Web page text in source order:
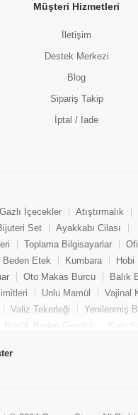
Müşteri Hizmetleri
İletişim
Destek Merkezi
Blog
Sipariş Takip
İptal / İade
Gazlı İçecekler Atıştırmalık
Set
Ayakkabı Cilası
Toplama Bilgisayarlar
Beden Etek Kumbara
Hobi
Oto Makas Burcu
Balık
Unlu Mamül Vajinal
Valiz Tekerleği
Yenilenmiş
Büyük Beden Gömlek
Kum